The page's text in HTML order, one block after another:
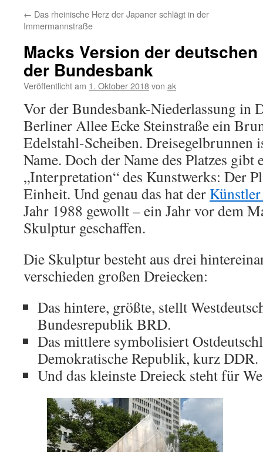
← Das rheinische Herz der Japaner schlägt in der
Immermannstraße
Macks Version der
der Bundesbank
Veröffentlicht am 1. Oktober 2018von ak
Vor der Bundesbank-Niederlassung in
Berliner Allee Ecke Steinstraße ein
Edelstahl-Scheiben. Dreisegelbrunnen
Name. Doch der Name des Platzes
„Interpretation“ des Kunstwerks: Der
Einheit. Und genau das hat der
Jahr 1988 gewollt – ein Jahr vor dem
Skulptur geschaffen.
Die Skulptur besteht aus drei
verschieden großen Dreiecken:
Das hintere, größte, stellt
Bundesrepublik BRD.
Das mittlere symbolisiert
Demokratische Republik, kurz DDR.
Und das kleinste Dreieck steht für